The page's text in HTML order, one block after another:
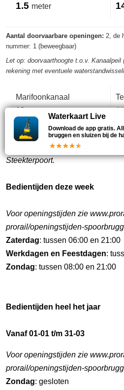
1.5 meter
Aantal doorvaarbare openingen: 2, de
nummer: 1 (beweegbaar)
Let op: doorvaarthoogte t.o.v.
rekening met eventuele
Marifoonkanaal
18
NS brugnr. 30 / Seingeving
Steekterpoort.
Bedientijden deze week
Voor openingstijden zie
prorail/openingstijden-
Zaterdag: tussen 06:00 en 21:00
Werkdagen en Feestdagen:
Zondag: tussen 08:00 en 21:00
Bedientijden heel het jaar
Vanaf 01-01 t/m 31-03
Voor openingstijden zie
prorail/openingstijden-
Zondag: gesloten
Waterkaart Live
Download de app gratis.
bruggen en sluizen bij de